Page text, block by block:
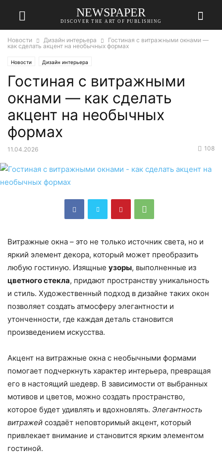
NEWSPAPER
DISCOVER THE ART OF PUBLISHING
Новости Дизайн интерьера
Гостиная с витражными окнами —
как сделать акцент на необычных формах
Новости Дизайн интерьера
Гостиная с витражными
окнами — как сделать
акцент на необычных
формах
11.04.2026 108
Витражные окна – это не только источник света, но и
яркий элемент декора, который может преобразить
любую гостиную. Изящные узоры, выполненные из
цветного стекла, придают пространству уникальность
и стиль. Художественный подход в дизайне таких окон
позволяет создать атмосферу элегантности и
утонченности, где каждая деталь становится
произведением искусства.
Акцент на витражные окна с необычными формами
помогает подчеркнуть характер интерьера, превращая
его в настоящий шедевр. В зависимости от выбранных
мотивов и цветов, можно создать пространство,
которое будет удивлять и вдохновлять. Элегантность
витражей создаёт неповторимый акцент, который
привлекает внимание и становится ярким элементом
гостиной.